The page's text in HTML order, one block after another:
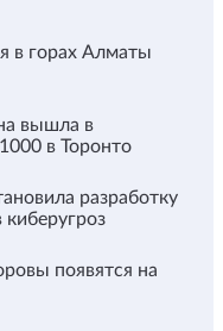
в горах Алматы
вышла в
в Торонто
разработку
появятся на